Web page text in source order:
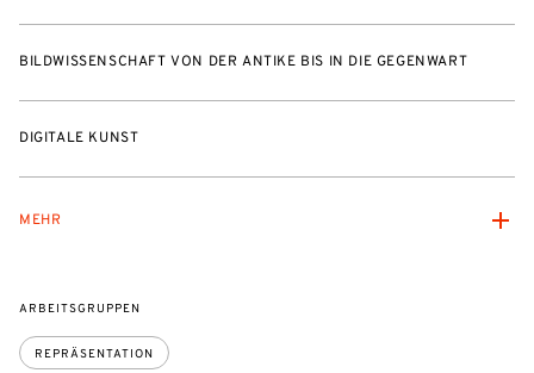
BILDWISSENSCHAFT VON DER ANTIKE BIS IN DIE GEGENWART
DIGITALE KUNST
MEHR
ARBEITSGRUPPEN
REPRÄSENTATION